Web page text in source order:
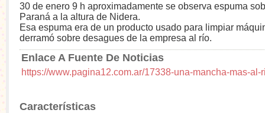
30 de enero 9 h aproximadamente se observa espuma
Paraná a la altura de Nidera.
Esa espuma era de un producto usado para limpiar
derramó sobre desagues de la empresa al río.
Enlace A Fuente De Noticias
https://www.pagina12.com.ar/17338-una-mancha-mas-al-
Características